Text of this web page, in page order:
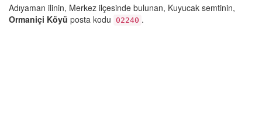
Adıyaman ilinin, Merkez ilçesinde bulunan, Kuyucak semtinin,
Ormaniçi Köyü posta kodu 02240 .